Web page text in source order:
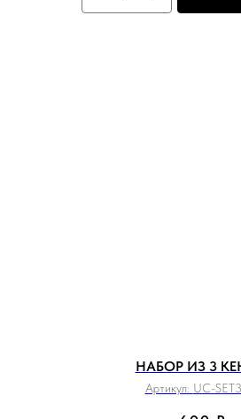
НАБОР ИЗ 3
Артикул: UC-